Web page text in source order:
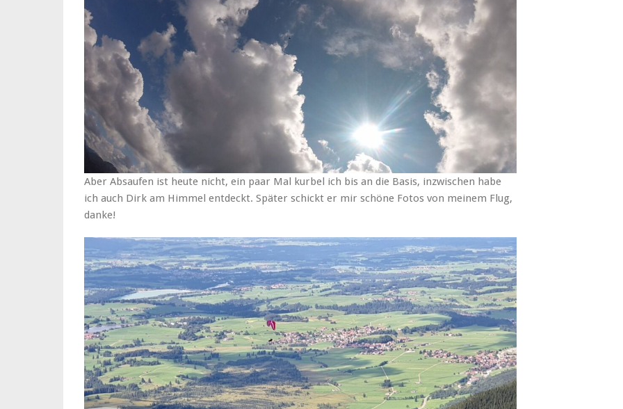
Aber Absaufen ist heute nicht, ein paar Mal kurbel ich bis an die Basis, inzwischen habe
ich auch Dirk am Himmel entdeckt. Später schickt er mir schöne Fotos von meinem Flug,
danke!